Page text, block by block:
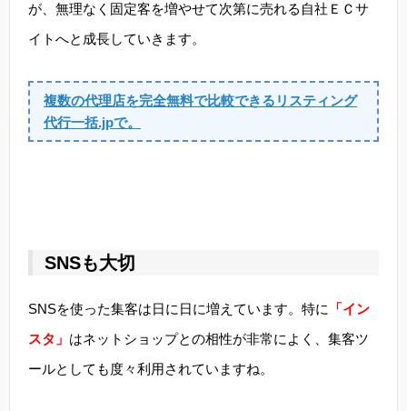
が、無理なく固定客を増やせて次第に売れる自社ＥＣサ
イトへと成長していきます。
複数の代理店を完全無料で比較できるリスティング
代行一括.jpで。
SNSも大切
SNSを使った集客は日に日に増えています。特に
「イン
スタ」 はネットショップとの相性が非常によく、集客ツ
ールとしても度々利用されていますね。